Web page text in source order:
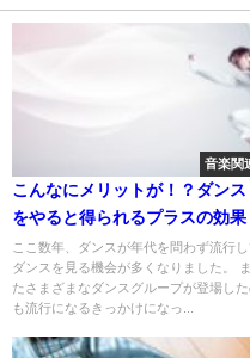
音楽関
こんなにメリットが！？ダンス
をやると得られるプラスの効果
ここ数年、ダンスが年代を問わず流行し
ダンスを見る機会が多くなりました。 ま
たさまざまなダンスグループが登場し
も流行になるきっかけになっ...